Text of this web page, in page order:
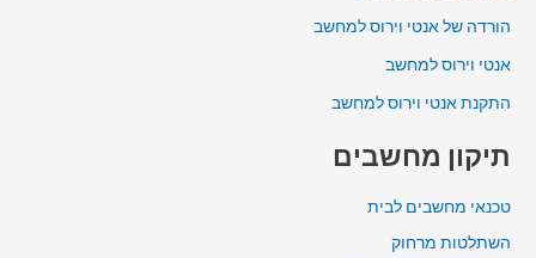
הורדה של אנטי וירוס למחשב
אנטי וירוס למחשב
התקנת אנטי וירוס למחשב
תיקון מחשבים
טכנאי מחשבים לבית
השתלטות מרחוק